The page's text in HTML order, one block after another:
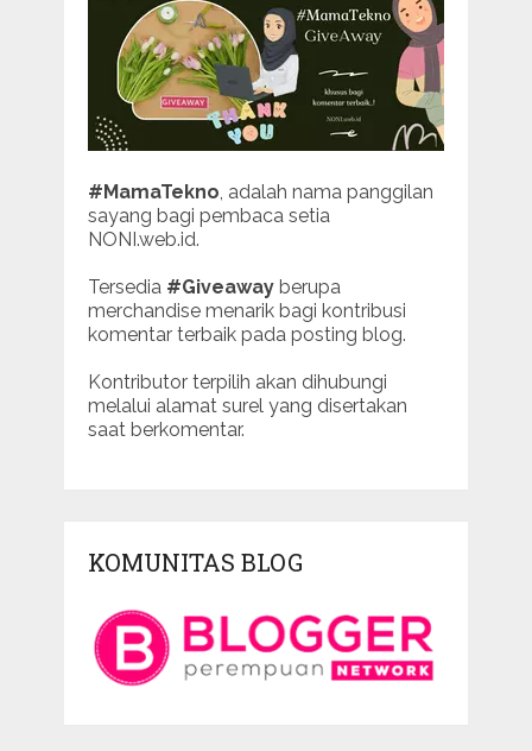
#MamaTekno, adalah nama panggilan
sayang bagi pembaca setia
NONI.web.id.
Tersedia #Giveawayberupa
merchandise menarik bagi kontribusi
komentar terbaik pada posting blog.
Kontributor terpilih akan dihubungi
melalui alamat surel yang disertakan
saat berkomentar.
KOMUNITAS BLOG